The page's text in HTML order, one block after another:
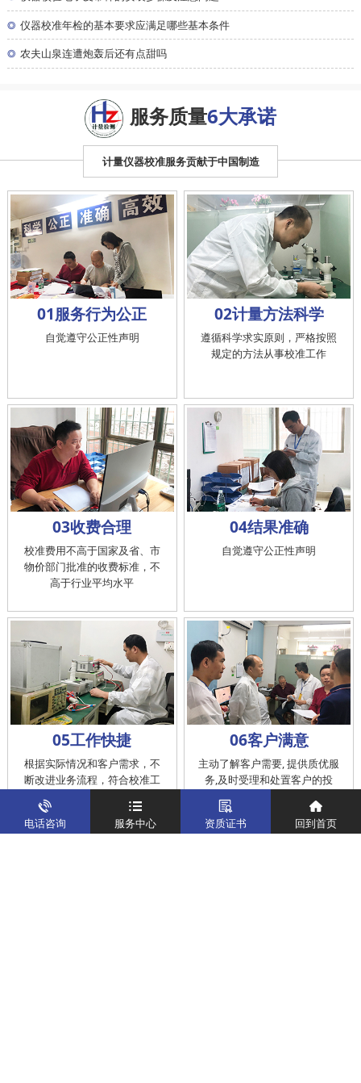
◎ 仪器校准年检的基本要求应满足哪些基本条件
◎ 农夫山泉连遭炮轰后还有点甜吗
服务质量6大承诺
计量仪器校准服务贡献于中国制造
01服务行为公正
自觉遵守公正性声明
02计量方法科学
遵循科学求实原则，严格按照
规定的方法从事校准工作
03收费合理
校准费用不高于国家及省、市
物价部门批准的收费标准，不
高于行业平均水平
04结果准确
自觉遵守公正性声明
05工作快捷
根据实际情况和客户需求，不
断改进业务流程，符合校准工
作在服务的时间标准内完成
06客户满意
主动了解客户需要, 提供质优服
务,及时受理和处置客户的投
诉，提供快捷、方便的后续服
电话咨询 服务中心 资质证书 回到首页